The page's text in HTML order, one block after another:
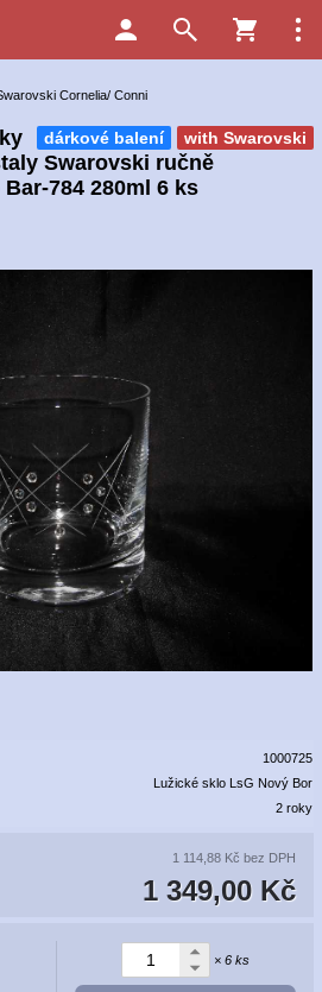
Cornelia/ Conni
with Swarovski
dárkové balení
Swarovski ručně
784 280ml 6 ks
1000725
Lužické sklo LsG Nový Bor
2 roky
1 114,88 Kč bez DPH
1 349,00 Kč
× 6 ks